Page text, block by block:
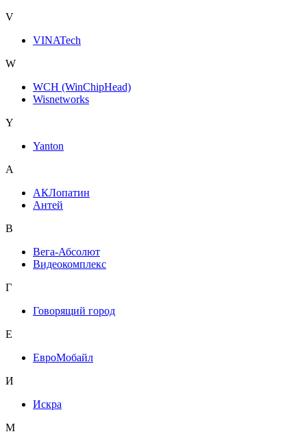
V
VINATech
W
WCH (WinChipHead)
Wisnetworks
Y
Yanton
А
АКЛопатин
Антей
В
Вега-Абсолют
Видеокомплекс
Г
Говорящий город
Е
ЕвроМобайл
И
Искра
М